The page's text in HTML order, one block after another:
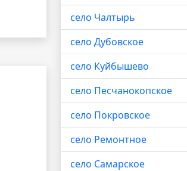
село Чалтырь
село Дубовское
село Куйбышево
село Песчанокопское
село Покровское
село Ремонтное
село Самарское